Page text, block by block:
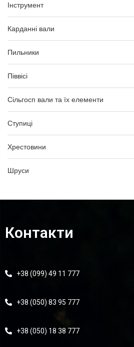
Інструмент
Карданні вали
Пильники
Піввісі
Сільгосп вали та їх елементи
Ступиці
Хрестовини
Шруси
Контакти
+38 (099) 49 11 777
+38 (050) 83 95 777
+38 (050) 18 38 777